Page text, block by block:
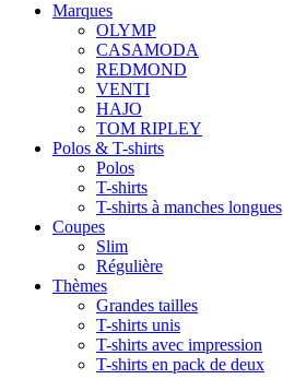
Marques
OLYMP
CASAMODA
REDMOND
VENTI
HAJO
TOM RIPLEY
Polos & T-shirts
Polos
T-shirts
T-shirts à manches longues
Coupes
Slim
Régulière
Thèmes
Grandes tailles
T-shirts unis
T-shirts avec impression
T-shirts en pack de deux